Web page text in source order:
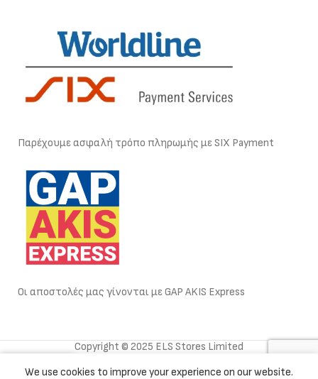
Παρέχουμε ασφαλή τρόπο πληρωμής με SIX Payment
Οι αποστολές μας γίνονται με GAP AKIS Express
Copyright © 2025 ELS Stores Limited
We use cookies to improve your experience on our website.